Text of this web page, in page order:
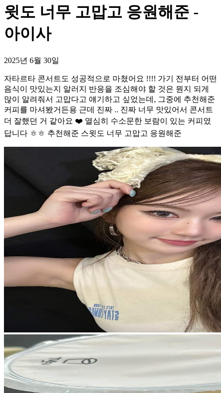
윗도 너무 고맙고 응원해준 -
아이사
2025년 6월 30일
자타르타 콘서트도 성공적으로 마쳤어요 !!!! 가기 전부터 어떤
음식이 맛있는지 알러지 반응을 조심해야 할 것은 뭔지 되게
많이 알려줘서 고맙다고 얘기하고 싶었는데, 그중에 추천해준
커피를 마셔봤거든용 근데 진짜 .. 진짜 너무 맛있어서 콘서트
더 잘했던 거 같아요 ❤️ 열심히 수소문한 보람이 있는 커피였
답니다 ㅎㅎ 추천해준 스윗도 너무 고맙고 응원해준